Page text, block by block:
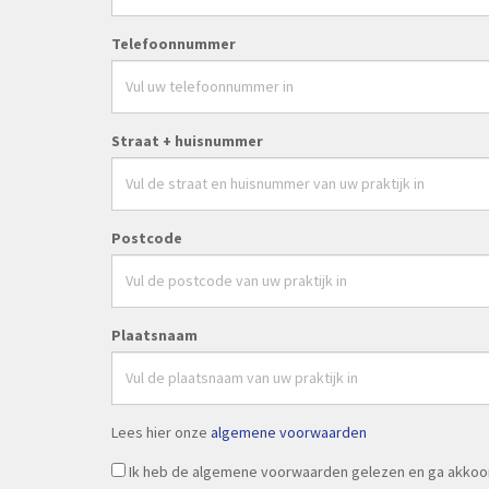
Telefoonnummer
Straat + huisnummer
Postcode
Plaatsnaam
Lees hier onze algemene voorwaarden
Ik heb de algemene voorwaarden gelezen en ga